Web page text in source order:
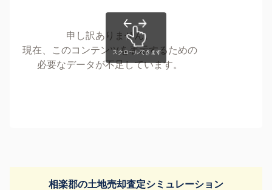
申し訳ありません。
現在、このコンテンツを表示するための
必要なデータが不足しています。
相楽郡の土地売却査定シミュレーション